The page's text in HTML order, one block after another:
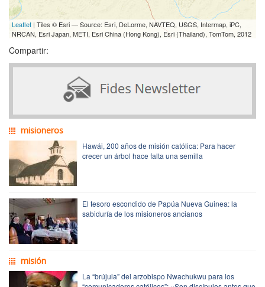
Leaflet | Tiles © Esri — Source: Esri, DeLorme, NAVTEQ, USGS, Intermap, iPC,
NRCAN, Esri Japan, METI, Esri China (Hong Kong), Esri (Thailand), TomTom, 2012
Compartir:
misioneros
Hawái, 200 años de misión católica: Para hacer
crecer un árbol hace falta una semilla
El tesoro escondido de Papúa Nueva Guinea: la
sabiduría de los misioneros ancianos
misión
La “brújula” del arzobispo Nwachukwu para los